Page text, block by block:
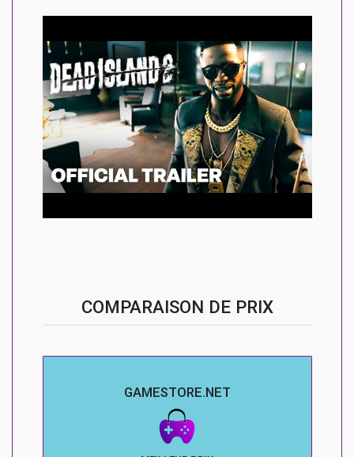
COMPARAISON DE PRIX
GAMESTORE.NET